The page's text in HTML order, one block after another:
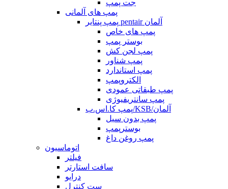
جت پمپ
پمپ های آلمانی
پمپ پنتایر pentair آلمان
پمپ های خاص
بوستر پمپ
پمپ لجن کش
پمپ شناور
پمپ استاندارد
الکتروپمپ
پمپ طبقاتی عمودی
پمپ سانتریفیوژی
پمپ کا.اس.ب/KSB/آلمان
پمپ بدون سیل
بوسترپمپ
پمپ روغن داغ
اتوماسیون
فیلتر
سافت استارتر
درایو
ست کنترل